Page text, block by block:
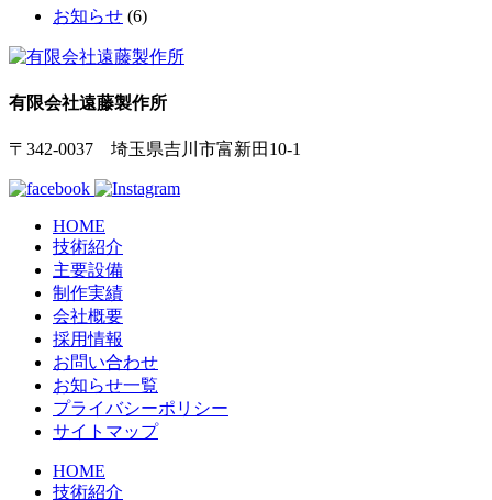
お知らせ (6)
有限会社遠藤製作所
〒342-0037 埼玉県吉川市富新田10-1
HOME
技術紹介
主要設備
制作実績
会社概要
採用情報
お問い合わせ
お知らせ一覧
プライバシーポリシー
サイトマップ
HOME
技術紹介